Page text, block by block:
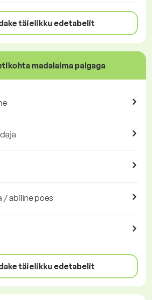
täielikku edetabelit
madalaima palgaga
/ abiline poes
täielikku edetabelit